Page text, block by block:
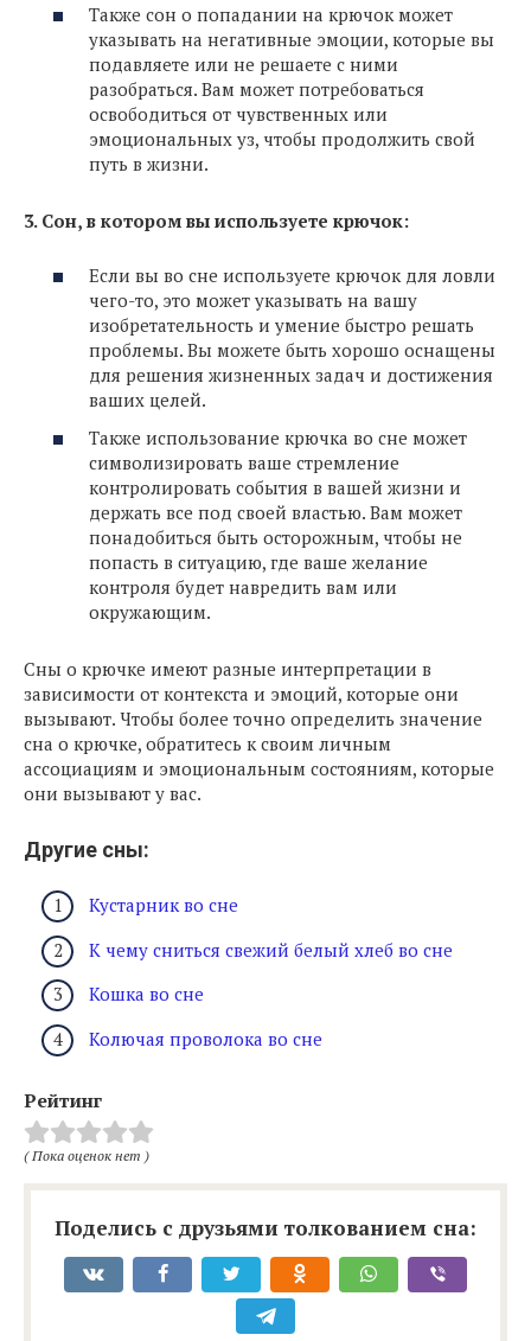
Также сон о попадании на крючок может
указывать на негативные эмоции, которые вы
подавляете или не решаете с ними
разобраться. Вам может потребоваться
освободиться от чувственных или
эмоциональных уз, чтобы продолжить свой
путь в жизни.
3. Сон, в котором вы используете крючок:
Если вы во сне используете крючок для ловли
чего-то, это может указывать на вашу
изобретательность и умение быстро решать
проблемы. Вы можете быть хорошо оснащены
для решения жизненных задач и достижения
ваших целей.
Также использование крючка во сне может
символизировать ваше стремление
контролировать события в вашей жизни и
держать все под своей властью. Вам может
понадобиться быть осторожным, чтобы не
попасть в ситуацию, где ваше желание
контроля будет навредить вам или
окружающим.
Сны о крючке имеют разные интерпретации в
зависимости от контекста и эмоций, которые они
вызывают. Чтобы более точно определить значение
сна о крючке, обратитесь к своим личным
ассоциациям и эмоциональным состояниям, которые
они вызывают у вас.
Другие сны:
Кустарник во сне
К чему сниться свежий белый хлеб во сне
Кошка во сне
Колючая проволока во сне
Рейтинг
( Пока оценок нет )
Поделись с друзьями толкованием сна: